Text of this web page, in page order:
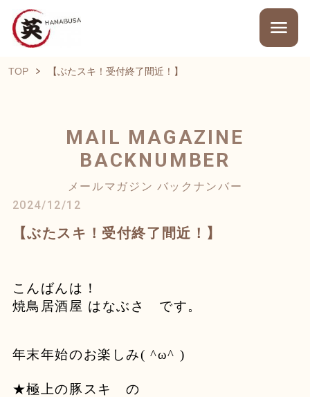
TOP 【ぶたスキ！受付終了間近！】
MAIL MAGAZINE
BACKNUMBER
メールマガジン バックナンバー
2024/12/12
【ぶたスキ！受付終了間近！】
こんばんは！
焼鳥居酒屋 はなぶさ です。
年末年始のお楽しみ( ^ω^ )
★極上の豚スキ の